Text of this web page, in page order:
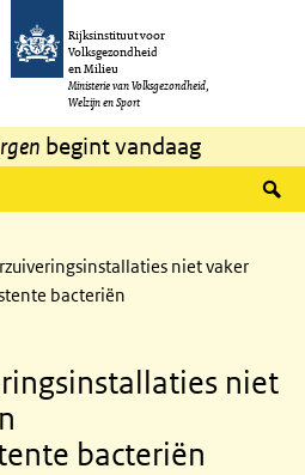
Rijksinstituut voor
Volksgezondheid
en Milieu
Ministerie van Volksgezondheid,
Welzijn en Sport
begint vandaag
niet vaker
bacteriën
niet
bacteriën